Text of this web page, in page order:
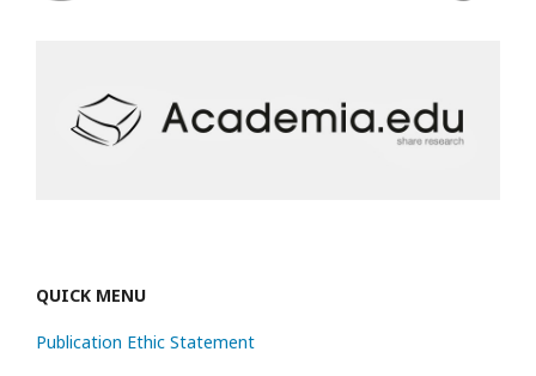
QUICK MENU
Publication Ethic Statement